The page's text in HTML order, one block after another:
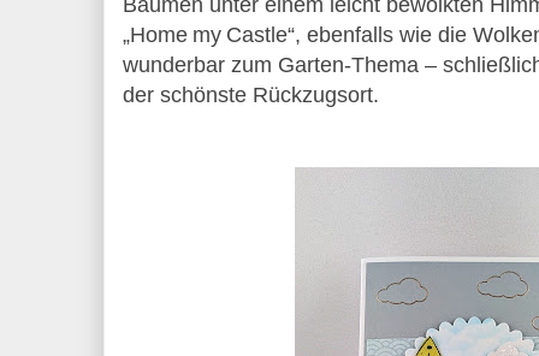
Bäumen unter einem leicht bewölkten
„Home my Castle“, ebenfalls wie die
wunderbar zum Garten‑Thema –
der schönste Rückzugsort.